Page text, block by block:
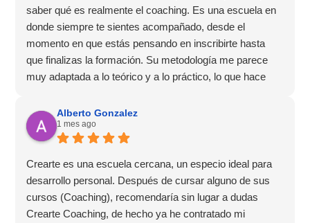
saber qué es realmente el coaching. Es una escuela en
donde siempre te sientes acompañado, desde el
momento en que estás pensando en inscribirte hasta
que finalizas la formación. Su metodología me parece
muy adaptada a lo teórico y a lo práctico, lo que hace
¡Para mí fue una excelente experiencia!
Alberto Gonzalez
1 mes ago
Crearte es una escuela cercana, un especio ideal para
desarrollo personal. Después de cursar alguno de sus
cursos (Coaching), recomendaría sin lugar a dudas
Crearte Coaching, de hecho ya he contratado mi